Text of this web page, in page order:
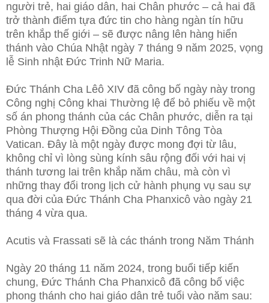
người trẻ, hai giáo dân, hai Chân phước – cả hai đã
trở thành điểm tựa đức tin cho hàng ngàn tín hữu
trên khắp thế giới – sẽ được nâng lên hàng hiển
thánh vào Chúa Nhật ngày 7 tháng 9 năm 2025, vọng
lễ Sinh nhật Đức Trinh Nữ Maria.
Đức Thánh Cha Lêô XIV đã công bố ngày này trong
Công nghị Công khai Thường lệ để bỏ phiếu về một
số án phong thánh của các Chân phước, diễn ra tại
Phòng Thượng Hội Đồng của Dinh Tông Tòa
Vatican. Đây là một ngày được mong đợi từ lâu,
không chỉ vì lòng sùng kính sâu rộng đối với hai vị
thánh tương lai trên khắp năm châu, mà còn vì
những thay đổi trong lịch cử hành phụng vụ sau sự
qua đời của Đức Thánh Cha Phanxicô vào ngày 21
tháng 4 vừa qua.
Acutis và Frassati sẽ là các thánh trong Năm Thánh
Ngày 20 tháng 11 năm 2024, trong buổi tiếp kiến
chung, Đức Thánh Cha Phanxicô đã công bố việc
phong thánh cho hai giáo dân trẻ tuổi vào năm sau: